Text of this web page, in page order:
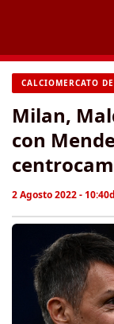
contenuto
CALCIOMERCATO
Milan,
con
2 Agosto 2022 - 10:40